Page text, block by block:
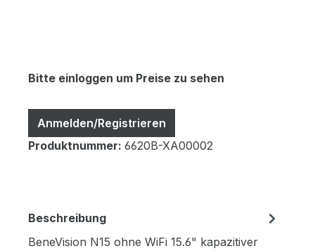
Bitte einloggen um Preise zu sehen
Anmelden/Registrieren
Produktnummer: 6620B-XA00002
Beschreibung
BeneVision N15 ohne WiFi 15.6" kapazitiver